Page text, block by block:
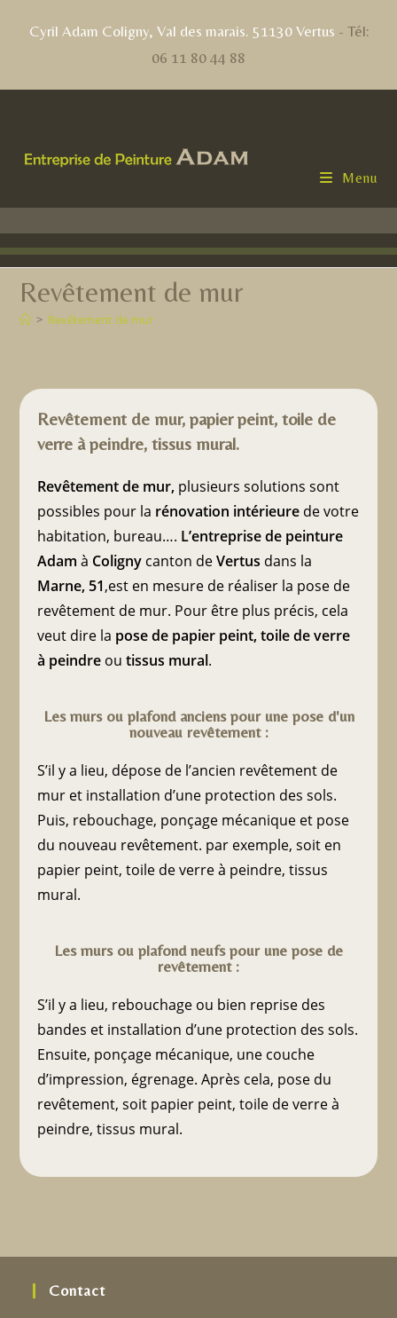
principal
Cyril Adam Coligny, Val des marais. 51130 Vertus - Tél:
06 11 80 44 88
Menu
Revêtement de mur
> Revêtement de mur
Revêtement de mur, papier peint, toile de
verre à peindre, tissus mural.
Revêtement de mur, plusieurs solutions sont
possibles pour la rénovation intérieure de votre
habitation, bureau…. L’entreprise de peinture
Adam à Coligny canton deVertus dans la
Marne, 51,est en mesure de réaliser la pose de
revêtement de mur. Pour être plus précis, cela
veut dire la pose de papier peint, toile de verre
à peindre outissus mural.
Les murs ou plafond anciens pour une pose d'un
nouveau revêtement :
S’il y a lieu, dépose de l’ancien revêtement de
mur et installation d’une protection des sols.
Puis, rebouchage, ponçage mécanique et pose
du nouveau revêtement. par exemple, soit en
papier peint, toile de verre à peindre, tissus
mural.
Les murs ou plafond neufs pour une pose de
revêtement :
S’il y a lieu, rebouchage ou bien reprise des
bandes et installation d’une protection des sols.
Ensuite, ponçage mécanique, une couche
d’impression, égrenage. Après cela, pose du
revêtement, soit papier peint, toile de verre à
peindre, tissus mural.
Contact